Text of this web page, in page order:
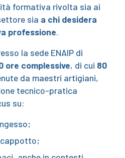
formativa rivolta sia ai
sia a chi desidera
professione.
la sede ENAIP di
ore complessive, di cui 80
da maestri artigiani,
tecnico-pratica
su: